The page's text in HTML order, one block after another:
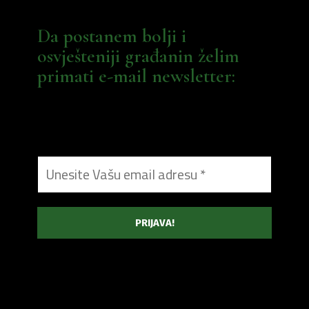
Da postanem bolji i
osvješteniji građanin želim
primati e-mail newsletter: